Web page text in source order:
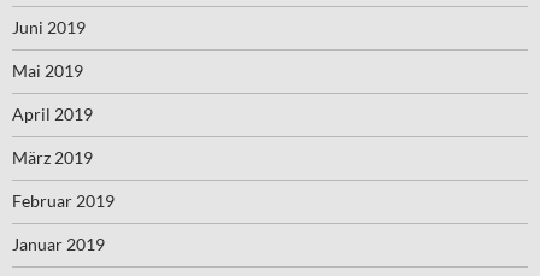
Juni 2019
Mai 2019
April 2019
März 2019
Februar 2019
Januar 2019